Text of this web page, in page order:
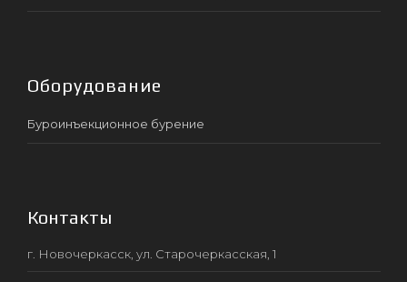
Оборудование
Буроинъекционное бурение
Контакты
г. Новочеркасск, ул. Старочеркасская, 1